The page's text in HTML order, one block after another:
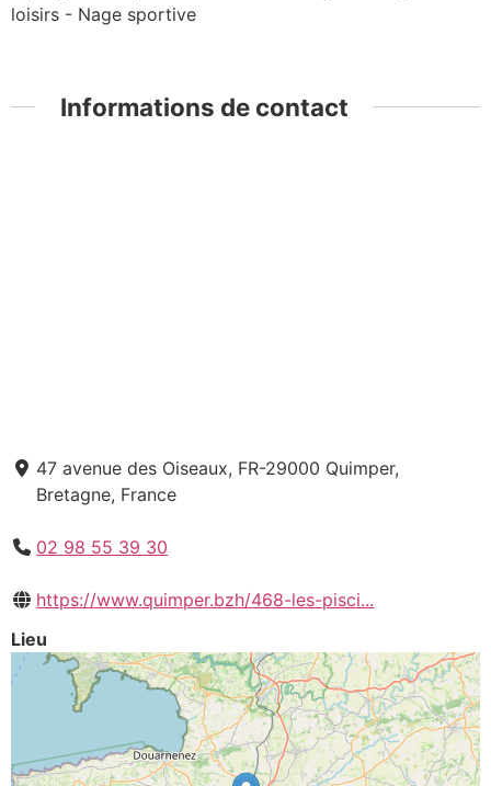
loisirs - Nage sportive
Informations de contact
47 avenue des Oiseaux, FR-29000 Quimper,
Bretagne, France
02 98 55 39 30
https://www.quimper.bzh/468-les-pisci...
Lieu